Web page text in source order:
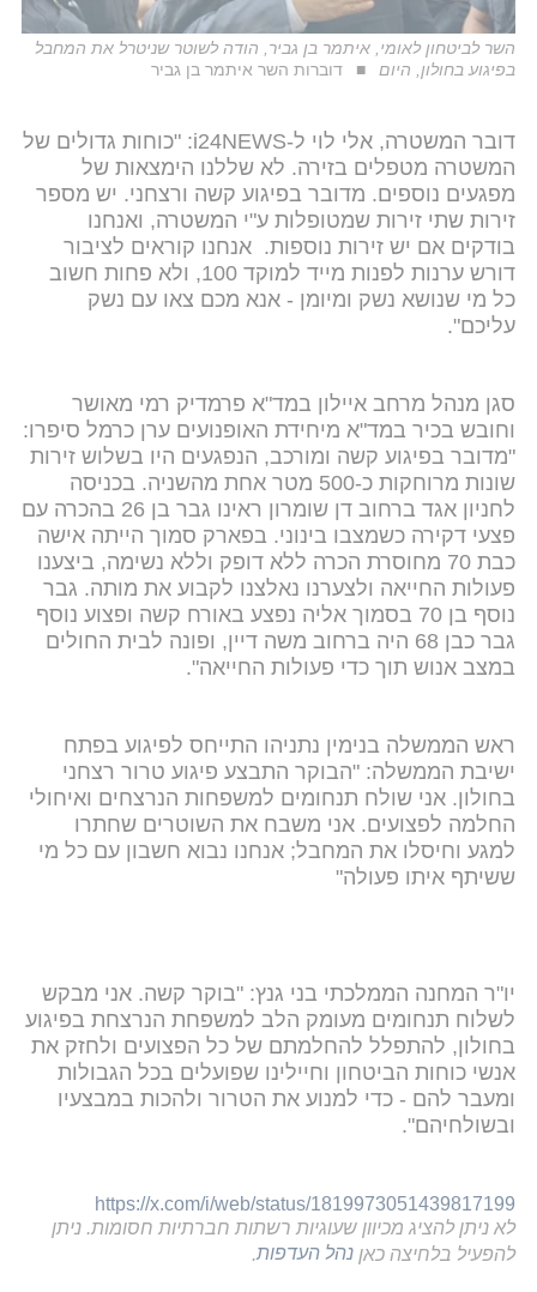
השר לביטחון לאומי, איתמר בן גביר, הודה לשוטר שניטרל את המחבל
בפיגוע בחולון, היום
דוברות השר איתמר בן גביר
דובר המשטרה, אלי לוי ל-i24NEWS: "כוחות גדולים של
המשטרה מטפלים בזירה. לא שללנו הימצאות של
מפגעים נוספים. מדובר בפיגוע קשה ורצחני. יש מספר
זירות שתי זירות שמטופלות ע"י המשטרה, ואנחנו
בודקים אם יש זירות נוספות. אנחנו קוראים לציבור
דורש ערנות לפנות מייד למוקד 100, ולא פחות חשוב
כל מי שנושא נשק ומיומן - אנא מכם צאו עם נשק
עליכם".
סגן מנהל מרחב איילון במד"א פרמדיק רמי מאושר
וחובש בכיר במד"א מיחידת האופנועים ערן כרמל סיפרו:
"מדובר בפיגוע קשה ומורכב, הנפגעים היו בשלוש זירות
שונות מרוחקות כ-500 מטר אחת מהשניה. בכניסה
לחניון אגד ברחוב דן שומרון ראינו גבר בן 26 בהכרה עם
פצעי דקירה כשמצבו בינוני. בפארק סמוך הייתה אישה
כבת 70 מחוסרת הכרה ללא דופק וללא נשימה, ביצענו
פעולות החייאה ולצערנו נאלצנו לקבוע את מותה. גבר
נוסף בן 70 בסמוך אליה נפצע באורח קשה ופצוע נוסף
גבר כבן 68 היה ברחוב משה דיין, ופונה לבית החולים
במצב אנוש תוך כדי פעולות החייאה".
ראש הממשלה בנימין נתניהו התייחס לפיגוע בפתח
ישיבת הממשלה: "הבוקר התבצע פיגוע טרור רצחני
בחולון. אני שולח תנחומים למשפחות הנרצחים ואיחולי
החלמה לפצועים. אני משבח את השוטרים שחתרו
למגע וחיסלו את המחבל; אנחנו נבוא חשבון עם כל מי
ששיתף איתו פעולה"
יו"ר המחנה הממלכתי בני גנץ: "בוקר קשה. אני מבקש
לשלוח תנחומים מעומק הלב למשפחת הנרצחת בפיגוע
בחולון, להתפלל להחלמתם של כל הפצועים ולחזק את
אנשי כוחות הביטחון וחיילינו שפועלים בכל הגבולות
ומעבר להם - כדי למנוע את הטרור ולהכות במבצעיו
ובשולחיהם".
https://x.com/i/web/status/1819973051439817199
לא ניתן להציג מכיוון שעוגיות רשתות חברתיות חסומות. ניתן
להפעיל בלחיצה כאן נהל העדפות